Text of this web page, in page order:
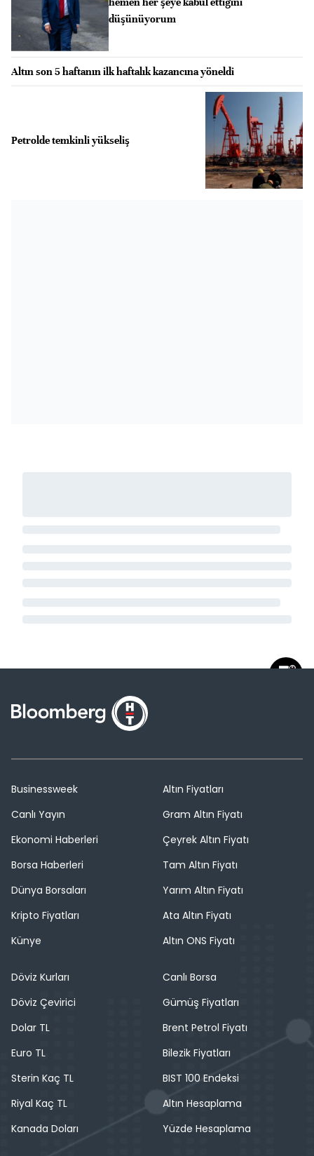
düşünüyorum
Altın son 5 haftanın ilk haftalık kazancına yöneldi
Petrolde temkinli yükseliş
Businessweek
Canlı Yayın
Ekonomi Haberleri
Borsa Haberleri
Dünya Borsaları
Kripto Fiyatları
Künye
Altın Fiyatları
Gram Altın Fiyatı
Çeyrek Altın Fiyatı
Tam Altın Fiyatı
Yarım Altın Fiyatı
Ata Altın Fiyatı
Altın ONS Fiyatı
Döviz Kurları
Döviz Çevirici
Dolar TL
Euro TL
Sterin Kaç TL
Riyal Kaç TL
Kanada Doları
Canlı Borsa
Gümüş Fiyatları
Brent Petrol Fiyatı
Bilezik Fiyatları
BIST 100 Endeksi
Altın Hesaplama
Yüzde Hesaplama